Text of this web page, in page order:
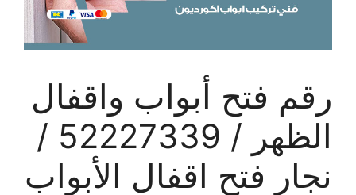
رقم فتح أبواب واقفال
الظهر / 52227339 /
نجار فتح اقفال الأبواب